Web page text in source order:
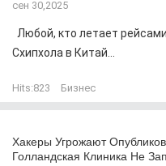
сен 30,2025
Любой, кто летает
Схипхола в Китай...
Hits:823 Бизнес
Хакеры Угрожают
Голландская Клиника Не